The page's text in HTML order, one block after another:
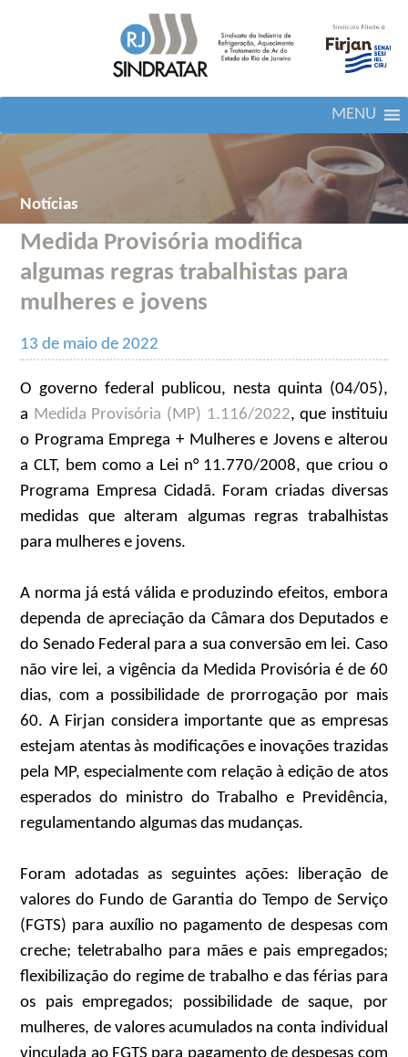
MENU
Notícias
Medida Provisória modifica
algumas regras trabalhistas para
mulheres e jovens
13 de maio de 2022
O governo federal publicou, nesta quinta (04/05),
a Medida Provisória (MP) 1.116/2022, que instituiu
o Programa Emprega + Mulheres e Jovens e alterou
a CLT, bem como a Lei n° 11.770/2008, que criou o
Programa Empresa Cidadã. Foram criadas diversas
medidas que alteram algumas regras trabalhistas
para mulheres e jovens.
A norma já está válida e produzindo efeitos, embora
dependa de apreciação da Câmara dos Deputados e
do Senado Federal para a sua conversão em lei. Caso
não vire lei, a vigência da Medida Provisória é de 60
dias, com a possibilidade de prorrogação por mais
60. A Firjan considera importante que as empresas
estejam atentas às modificações e inovações trazidas
pela MP, especialmente com relação à edição de atos
esperados do ministro do Trabalho e Previdência,
regulamentando algumas das mudanças.
Foram adotadas as seguintes ações: liberação de
valores do Fundo de Garantia do Tempo de Serviço
(FGTS) para auxílio no pagamento de despesas com
creche; teletrabalho para mães e pais empregados;
flexibilização do regime de trabalho e das férias para
os pais empregados; possibilidade de saque, por
mulheres, de valores acumulados na conta individual